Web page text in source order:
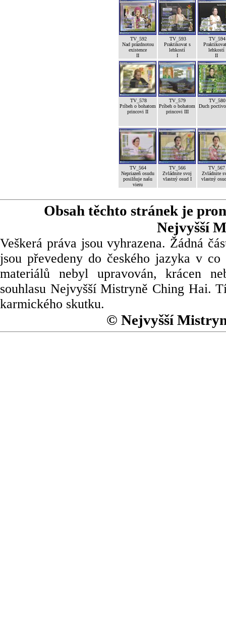
TV_592
Nad prázdnotou
existence
II
TV_593
Praktikovat s
lehkostí
I
TV_594
lehkostí
II
TV_578
Príbeh o bohatom
princovi II
TV_579
Príbeh o bohatom
princovi III
TV_580
Duch
TV_564
Nepriazeň osudu
posilňuje našu
vieru
TV_566
Zvládnite svoj
vlastný osud I
TV_567
Zvládnite
vlastný
Obsah těchto stránek je
Nejvyšší
Veškerá práva jsou vyhrazena. Žádná
jsou převedeny do českého jazyka v
materiálů nebyl upravován, krácen
souhlasu Nejvyšší Mistryně Ching Hai.
karmického skutku.
© Nejvyšší